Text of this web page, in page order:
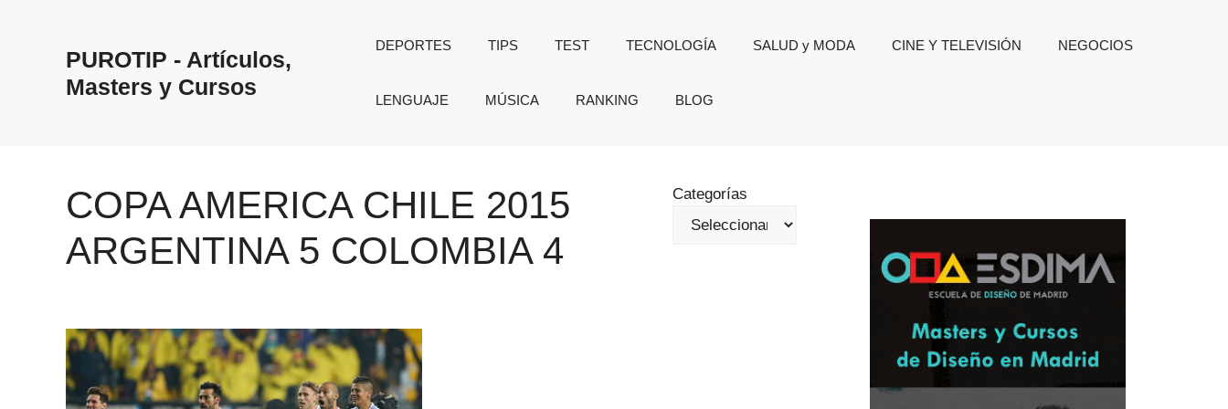
PUROTIP - Artículos,
Masters y Cursos
DEPORTES TIPS TEST TECNOLOGÍA SALUD y MODA CINE Y TELEVISIÓN NEGOCIOS
LENGUAJE MÚSICA RANKING BLOG
COPA AMERICA CHILE 2015
ARGENTINA 5 COLOMBIA 4
Categorías